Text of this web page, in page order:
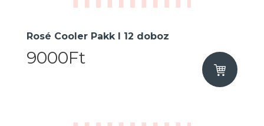
Rosé Cooler Pakk I 12 doboz
9000Ft